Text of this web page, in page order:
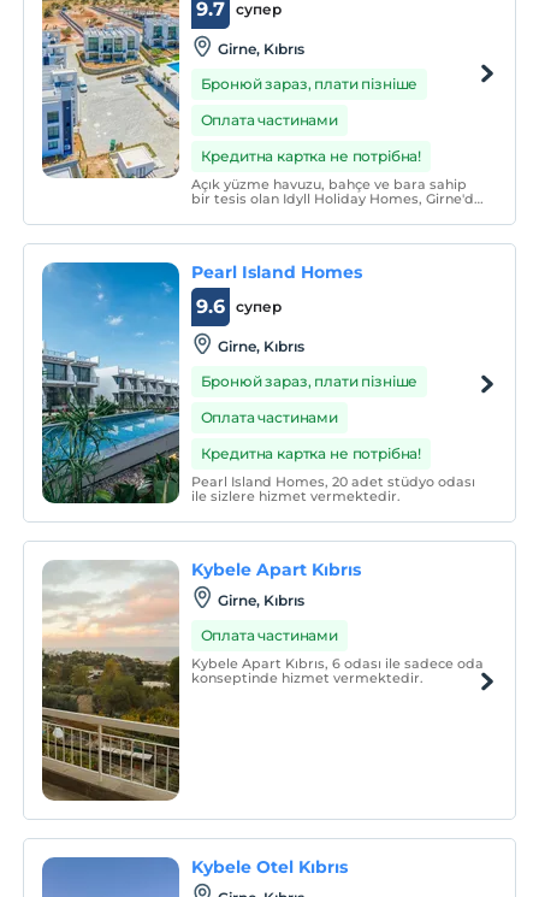
супер
9.7
Girne, Kıbrıs
Бронюй зараз, плати пізніше
Оплата частинами
Кредитна картка не потрібна!
Açık yüzme havuzu, bahçe ve bara sahip
bir tesis olan Idyll Holiday Homes, Girne'de
güler yüzlü çalışanlarıyla misafirlerimize
en güzel tatil deneyimi yaşatmayı
Pearl Island Homes
супер
9.6
Girne, Kıbrıs
Бронюй зараз, плати пізніше
Оплата частинами
Кредитна картка не потрібна!
Pearl Island Homes, 20 adet stüdyo odası
ile sizlere hizmet vermektedir.
Kybele Apart Kıbrıs
Girne, Kıbrıs
Оплата частинами
Kybele Apart Kıbrıs, 6 odası ile sadece oda
konseptinde hizmet vermektedir.
Kybele Otel Kıbrıs